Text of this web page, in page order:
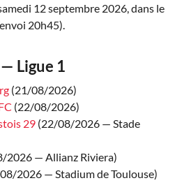
12 septembre 2026, dans le
20h45).
Ligue 1
(21/08/2026)
(22/08/2026)
29 (22/08/2026 — Stade
2026 — Allianz Riviera)
2026 — Stadium de Toulouse)